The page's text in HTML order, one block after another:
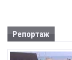
Репортаж